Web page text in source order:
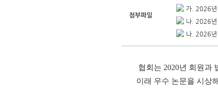
첨부파일
가. 2026년
나. 2026년
나. 2026년
협회는 2020년 회원과
이래 우수 논문을 시상